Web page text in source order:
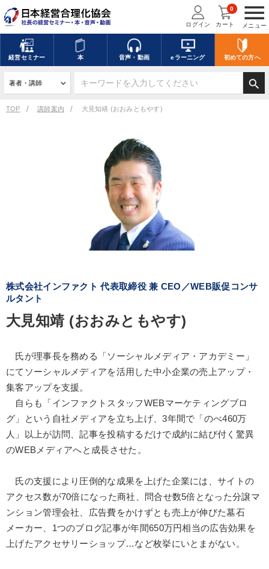
menu
メニュー
ログイン カート
0
経営セミナー 本 音声・動画 eラーニング 初めての方へ
search
TOP 講師案内 大見知靖 (おおみともやす)
株式会社インファクト 代表取締役 兼 CEO／WEB販促コンサ
ルタント
大見知靖 (おおみともやす)
氏が理事長を務める「ソーシャルメディア・アカデミー」
にてソーシャルメディアを活用した中小企業の売上アップ・
集客アップを支援。
自らも「インファクトスタッフWEBマーケティングブロ
グ」という自社メディアを立ち上げ、3年間で「のべ460万
人」以上が訪問、記事を投稿するだけで成約に結び付く驚異
のWEBメディアへと成長させた。
氏の支援により圧倒的な成果を上げた企業には、サイトの
アクセス数が70倍になった商社、問合せ数5倍となった分譲マ
ンション管理会社、広告費をかけずとも売上が伸びた墓石
メーカー、1つのブログ記事が年間650万円相当の広告効果を
上げたアクセサリーショップ…など枚挙にいとまがない。